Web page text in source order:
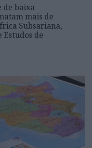
de baixa
mais de
Subsariana,
de